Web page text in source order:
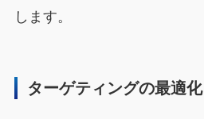
します。
ターゲティングの最適化